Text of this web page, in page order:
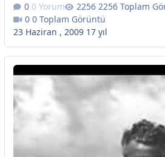
0 Yorum
2256 Toplam
0 Toplam Görüntü
23 Haziran , 2009 17 yıl